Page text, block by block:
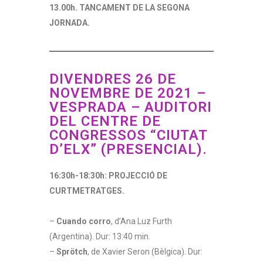
13.00h. TANCAMENT DE LA SEGONA
JORNADA.
DIVENDRES 26 DE
NOVEMBRE DE 2021 –
VESPRADA – AUDITORI
DEL CENTRE DE
CONGRESSOS “CIUTAT
D’ELX” (PRESENCIAL).
16:30h-18:30h: PROJECCIÓ DE
CURTMETRATGES.
– Cuando corro, d’Ana Luz Furth
(Argentina). Dur: 13:40 min.
– Sprötch, de Xavier Seron (Bèlgica). Dur: